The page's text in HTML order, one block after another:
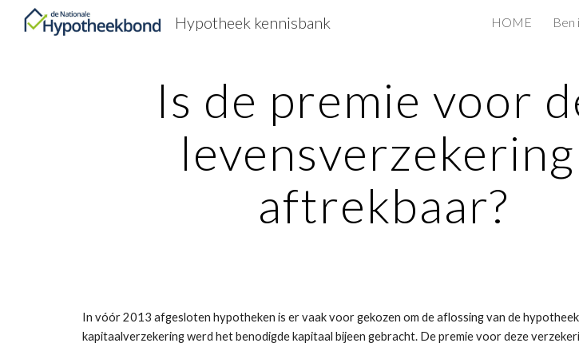
Hypotheek kennisbank HOME
Is de premie voor
levensverzekering
aftrekbaar?
In vóór 2013 afgesloten hypotheken is er vaak voor gekozen om de aflossing van de
kapitaalverzekering werd het benodigde kapitaal bijeen gebracht. De premie voor deze